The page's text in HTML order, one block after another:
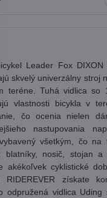
Leader Fox
skvelý univerzálny stroj
teréne. Tuhá vidlica so
vlastnosti bicykla v
čo ocenia nielen
nastupovania
všetkým, čo na
blatníky, nosič, stojan
akékoľvek cyklistické
RIDEREVER získate
odpružená vidlica Uding